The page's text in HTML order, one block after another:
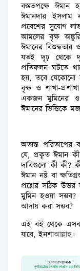
বস্ততপক্ষে ঈমান
ঈমানদার ইসলাম
প্রবেশের সুযোগ
আমলের বৃক্ষ
ঈমানের
যতই দৃঢ় থেকে
প্রতিফলন ঘটতে
হয়, তবে যেকোনো
বৃক্ষ ও শাখা-
একজন মুমিনের
ঈমানের ভিত্তিকে
অত্যন্ত পরিতাপের
যে, প্রকৃত ঈমান
দাবিগুলো কী কী?
ঈমান নষ্ট বা
প্রশ্নের সঠিক
মুমিন হওয়া
আদায় করা সম্ভব?
এই বই থেকে এসব
যাবে, ইনশাআল্লাহ।